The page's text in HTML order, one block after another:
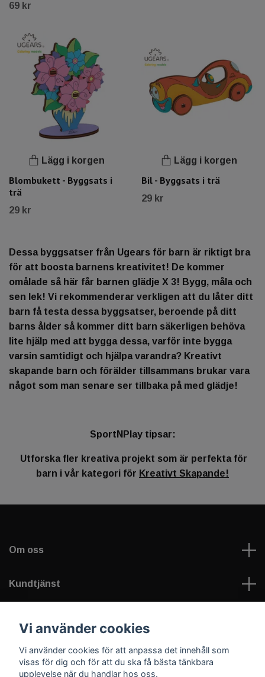
69 kr
Lägg i korgen
Blombukett - Byggsats i
trä
29 kr
Lägg i korgen
Bil - Byggsats i trä
29 kr
Dessa byggsatser från Ugears för barn är riktigt bra
för att boosta barnens kreativitet! De kommer
omålade så här får barnen glädje X 3! Bygg, måla och
sen lek! Vi rekommenderar verkligen att du låter ditt
barn få testa dessa byggsatser, beroende på ditt
barns ålder så kommer ditt barn säkerligen behöva
lite hjälp med att bygga dessa, varför inte bygga
varsin samtidigt och hjälpa varandra? Kreativt
skapande barn och förälder tillsammans brukar vara
något som man senare ser tillbaka på med glädje!
SportNPlay tipsar:
Utforska fler kreativa projekt som är perfekta för
barn i vår kategori för Kreativt Skapande!
Om oss
Kundtjänst
Sociala medier
Vi använder cookies
Vi använder cookies för att anpassa det innehåll som
visas för dig och för att du ska få bästa tänkbara
upplevelse när du handlar hos oss.